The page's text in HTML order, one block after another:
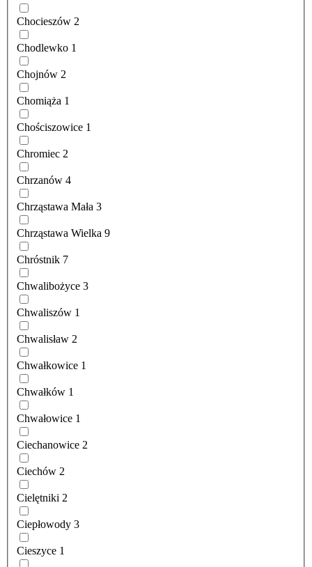
Chocieszów 2
Chodlewko 1
Chojnów 2
Chomiąża 1
Chościszowice 1
Chromiec 2
Chrzanów 4
Chrząstawa Mała 3
Chrząstawa Wielka 9
Chróstnik 7
Chwalibożyce 3
Chwaliszów 1
Chwalisław 2
Chwałkowice 1
Chwałków 1
Chwałowice 1
Ciechanowice 2
Ciechów 2
Cielętniki 2
Ciepłowody 3
Cieszyce 1